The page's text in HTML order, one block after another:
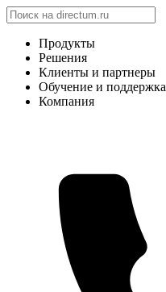
Продукты
Решения
Клиенты и партнеры
Обучение и поддержка
Компания